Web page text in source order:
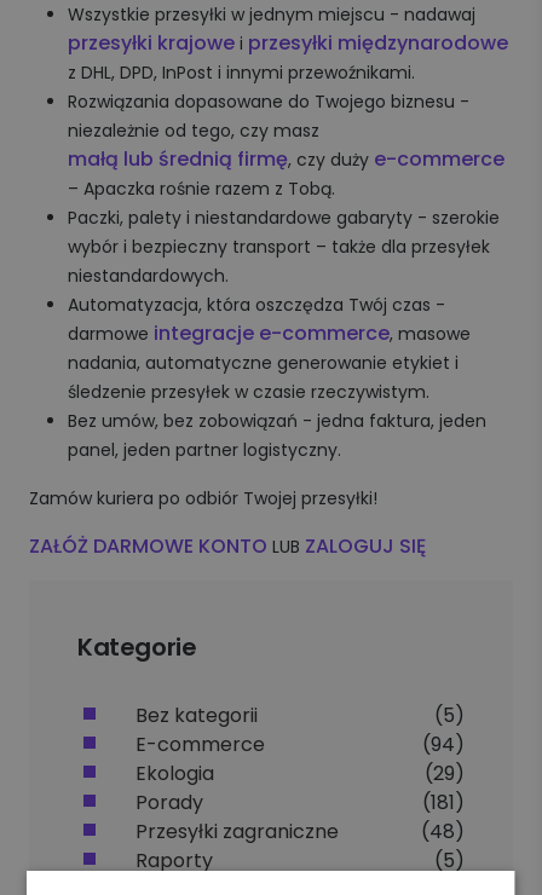
Wszystkie przesyłki w jednym miejscu - nadawaj
przesyłki krajowe i przesyłki międzynarodowe
z DHL, DPD, InPost i innymi przewoźnikami.
Rozwiązania dopasowane do Twojego biznesu -
niezależnie od tego, czy masz
małą lub średnią firmę, czy duży e-commerce
– Apaczka rośnie razem z Tobą.
Paczki, palety i niestandardowe gabaryty - szerokie
wybór i bezpieczny transport – także dla przesyłek
niestandardowych.
Automatyzacja, która oszczędza Twój czas -
darmowe integracje e-commerce, masowe
nadania, automatyczne generowanie etykiet i
śledzenie przesyłek w czasie rzeczywistym.
Bez umów, bez zobowiązań - jedna faktura, jeden
panel, jeden partner logistyczny.
Zamów kuriera po odbiór Twojej przesyłki!
ZAŁÓŻ DARMOWE KONTO LUB ZALOGUJ SIĘ
Kategorie
Bez kategorii
(5)
E-commerce
(94)
Ekologia
(29)
Porady
(181)
Przesyłki zagraniczne
(48)
Raporty
(5)